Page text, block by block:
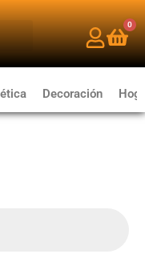
0
Decoración